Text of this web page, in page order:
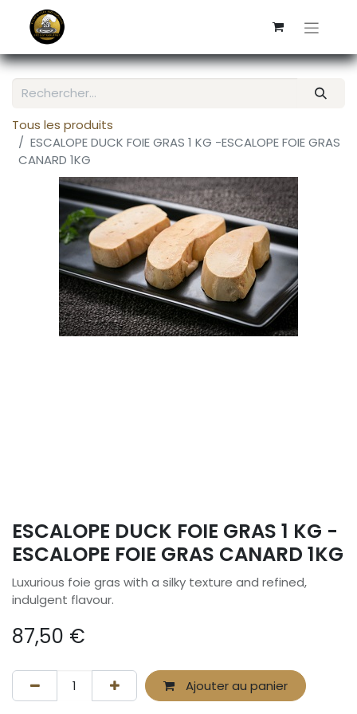
Tous les produits
ESCALOPE DUCK FOIE GRAS 1 KG -ESCALOPE FOIE GRAS
CANARD 1KG
ESCALOPE DUCK FOIE GRAS 1 KG -
ESCALOPE FOIE GRAS CANARD 1KG
Luxurious foie gras with a silky texture and refined,
indulgent flavour.
87,50 €
Ajouter au panier